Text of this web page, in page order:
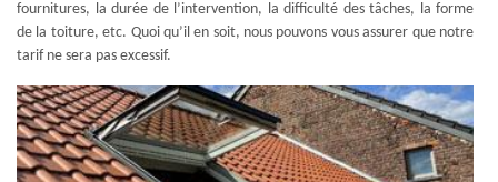
fournitures, la durée de l’intervention, la difficulté des tâches, la forme
de la toiture, etc. Quoi qu’il en soit, nous pouvons vous assurer que notre
tarif ne sera pas excessif.